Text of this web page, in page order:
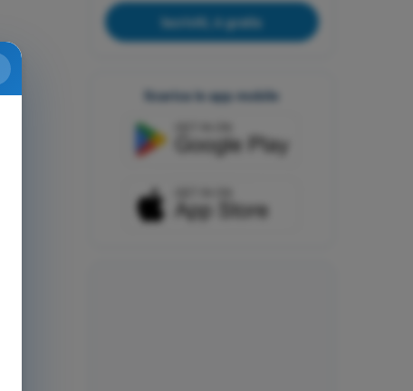
Iscriviti, è gratis
Scarica le app mobile